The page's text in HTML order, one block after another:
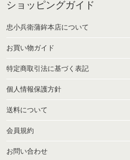
ショッピングガイド
忠小兵衛蒲鉾本店について
お買い物ガイド
特定商取引法に基づく表記
個人情報保護方針
送料について
会員規約
お問い合わせ